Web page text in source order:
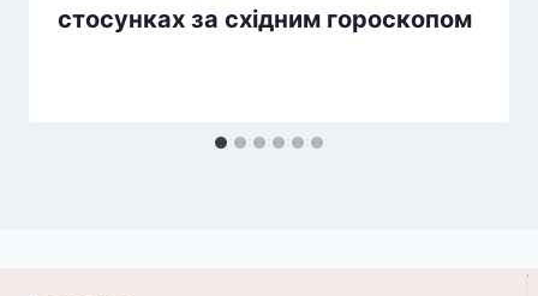
стосунках за східним гороскопом